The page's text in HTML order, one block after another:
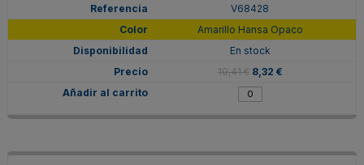
V68428
Amarillo Hansa Opaco
En stock
10,41 € 8,32 €